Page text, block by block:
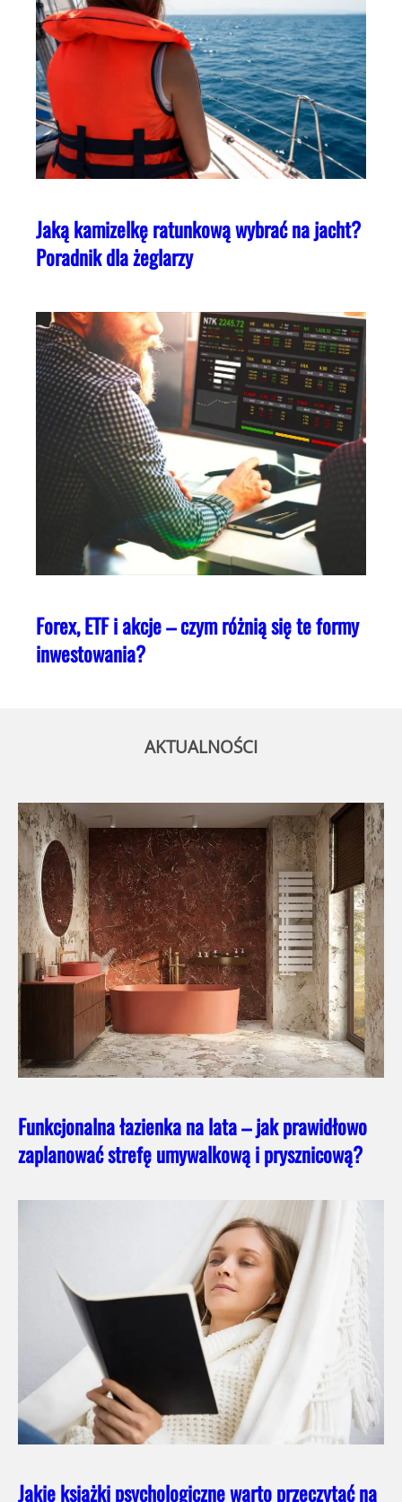
Jaką kamizelkę ratunkową wybrać na jacht?
Poradnik dla żeglarzy
Forex, ETF i akcje – czym różnią się te formy
inwestowania?
AKTUALNOŚCI
Funkcjonalna łazienka na lata – jak prawidłowo
zaplanować strefę umywalkową i prysznicową?
Jakie książki psychologiczne warto przeczytać na